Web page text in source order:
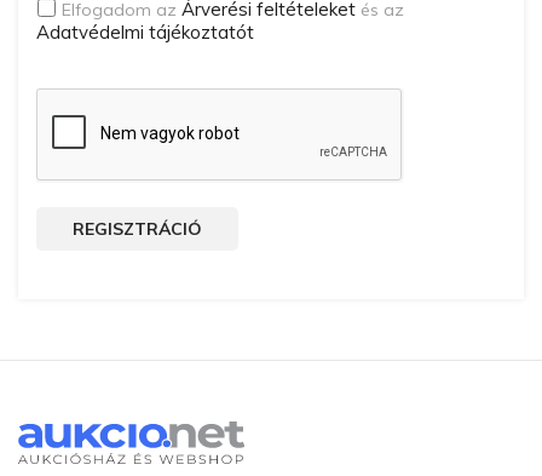
Elfogadom az Árverési feltételeket és az
Adatvédelmi tájékoztatót
REGISZTRÁCIÓ